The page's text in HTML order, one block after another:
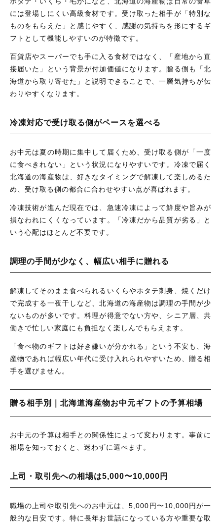
には登場しにくい高級食材です。受け取った相手が「特別な
ものをもらえた」と感じやすく、感謝の気持ちを形にするギ
フトとして機能しやすいのが特徴です。
百貨店やスーパーでも手に入る食材ではなく、「産地から直
接届いた」という背景が付加価値になります。贈る側も「北
海道から取り寄せた」と説明できることで、一層気持ちが伝
わりやすくなります。
冷凍対応で受け取る側がペースを選べる
お中元は夏の時期に集中して届くため、受け取る側が「一度
に食べきれない」という状況になりやすいです。冷凍で届く
北海道の海産物は、好きなタイミングで解凍して楽しめるた
め、受け取る側の都合に合わせやすい点が喜ばれます。
冷凍技術が進んだ現在では、急速冷凍によって鮮度や旨みが
損なわれにくくなっています。「冷凍だから品質が劣る」と
いう心配はほとんど不要です。
調理の手間が少なく、幅広い相手に贈れる
解凍してそのまま食べられるいくらやホタテ刺身、焼くだけ
で完成する一夜干しなど、北海道の海産物は調理の手間が少
ないものが多いです。料理が得意でない方や、シニア層、共
働きで忙しい家庭にも負担なく楽しんでもらえます。
「食べ物のギフトは好き嫌いが分かれる」という不安も、海
産物であれば幅広い年代に受け入れられやすいため、贈る相
手を選びません。
贈る相手別｜北海道海産物お中元ギフトの予算相場
お中元の予算は相手との関係性によって変わります。事前に
相場を知っておくと、迷わずに選べます。
上司・取引先への相場は5,000〜10,000円
職場の上司や取引先へのお中元は、5,000円〜10,000円が一
般的な目安です。特に長年お世話になっている方や重要な取